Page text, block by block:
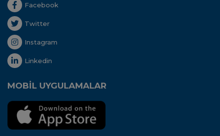
Facebook
Twitter
Instagram
Linkedin
MOBİL UYGULAMALAR